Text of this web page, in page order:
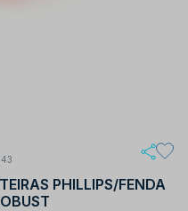
PHILLIPS/FENDA